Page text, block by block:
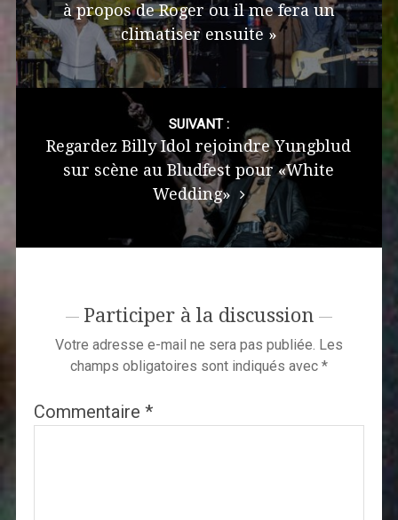
à propos de Roger ou il me fera un
climatiser ensuite »
SUIVANT :
Regardez Billy Idol rejoindre Yungblud
sur scène au Bludfest pour «White
Wedding»
Participer à la discussion
Votre adresse e-mail ne sera pas publiée. Les
champs obligatoires sont indiqués avec *
Commentaire *